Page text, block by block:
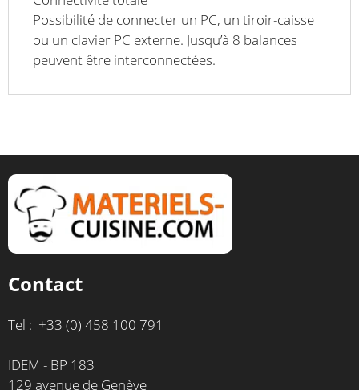
Possibilité de connecter un PC, un tiroir-caisse
ou un clavier PC externe. Jusqu’à 8 balances
peuvent être interconnectées.
Contact
Tel : +33 (0) 458 100 791
IDEM - BP 183
129 avenue de Genève